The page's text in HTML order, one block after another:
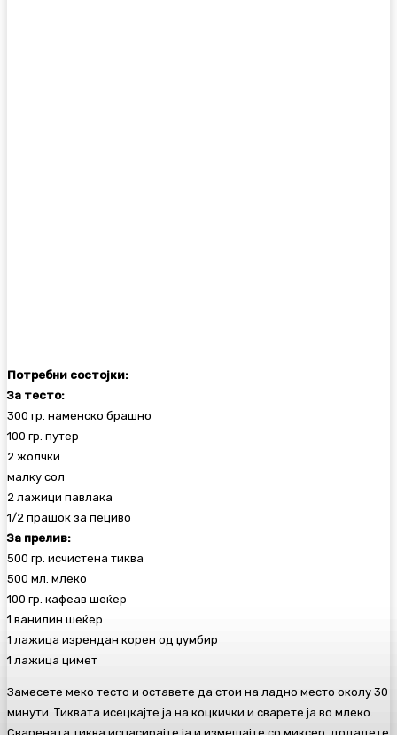
Потребни состојки:
За тесто:
300 гр. наменско брашно
100 гр. путер
2 жолчки
малку сол
2 лажици павлака
1/2 прашок за пециво
За прелив:
500 гр. исчистена тиква
500 мл. млеко
100 гр. кафеав шеќер
1 ванилин шеќер
1 лажица изрендан корен од џумбир
1 лажица цимет
Замесете меко тесто и оставете да стои на ладно место околу 30
минути. Тиквата исецкајте ја на коцкички и сварете ја во млеко.